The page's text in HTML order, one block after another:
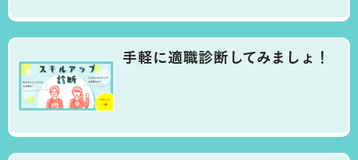
手軽に適職診断してみましょ！